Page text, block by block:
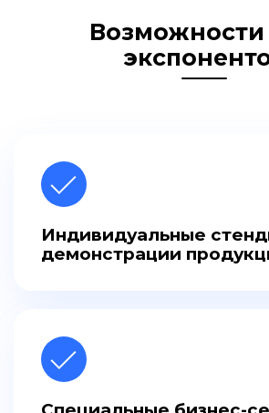
Возможности
Индивидуальные
демонстрации